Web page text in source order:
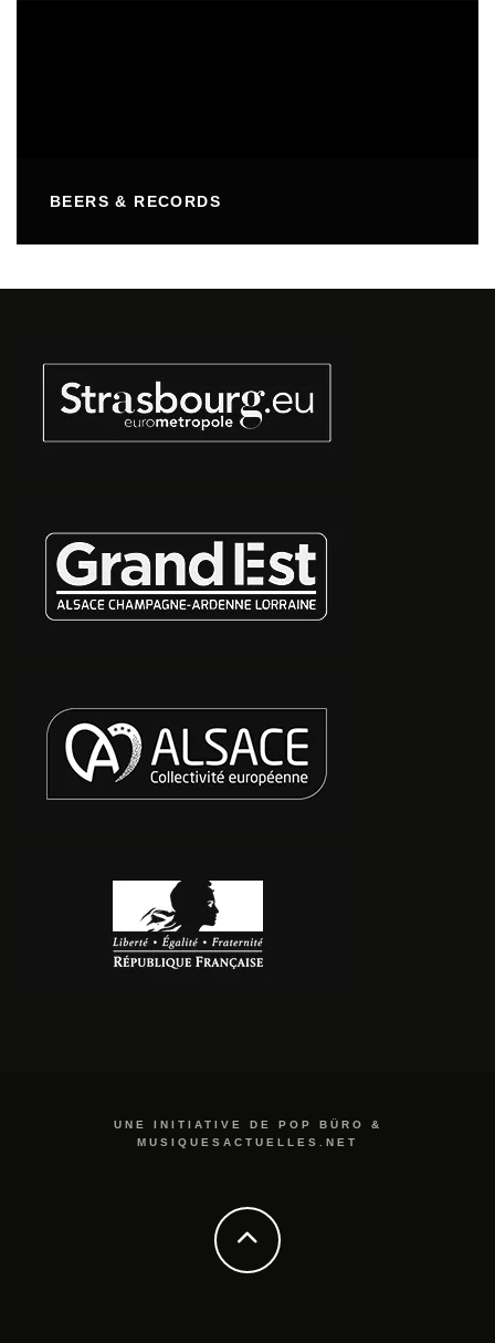
BEERS & RECORDS
UNE INITIATIVE DE POP BÜRO &
MUSIQUESACTUELLES.NET